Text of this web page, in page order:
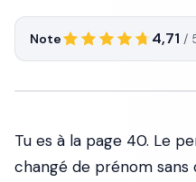
Note 4,71 /
Tu es à la page 40. Le
changé de prénom sans